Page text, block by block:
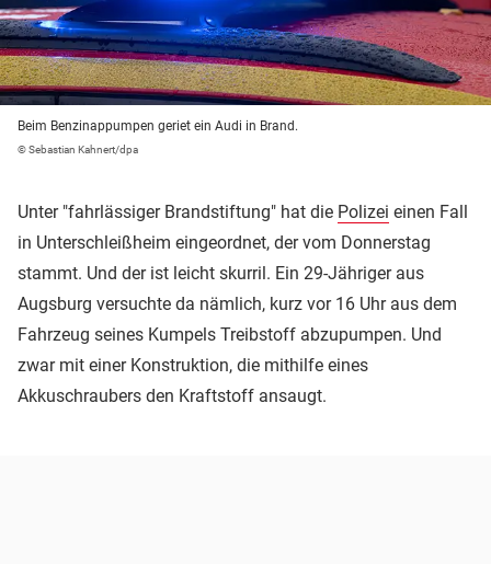
Beim Benzinappumpen geriet ein Audi in Brand.
© Sebastian Kahnert/dpa
Unter "fahrlässiger Brandstiftung" hat die Polizei einen Fall
in Unterschleißheim eingeordnet, der vom Donnerstag
stammt. Und der ist leicht skurril. Ein 29-Jähriger aus
Augsburg versuchte da nämlich, kurz vor 16 Uhr aus dem
Fahrzeug seines Kumpels Treibstoff abzupumpen. Und
zwar mit einer Konstruktion, die mithilfe eines
Akkuschraubers den Kraftstoff ansaugt.